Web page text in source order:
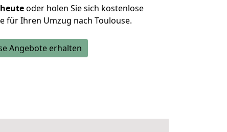
oder holen Sie sich kostenlose
für Ihren Umzug nach Toulouse.
Angebote erhalten